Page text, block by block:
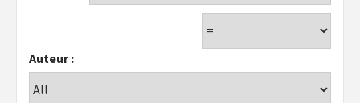
Auteur :